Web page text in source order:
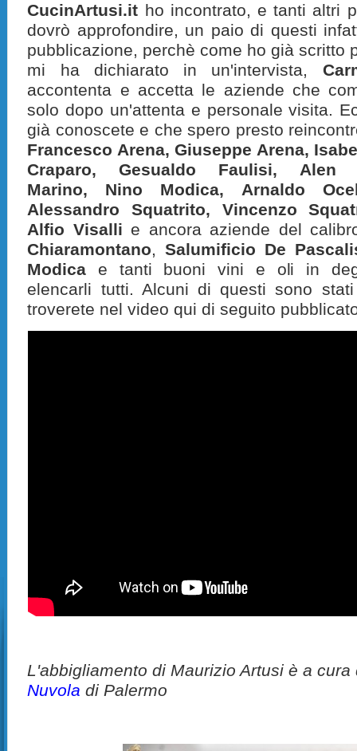
CucinArtusi.it ho incontrato, e tanti altri
dovrò approfondire, un paio di questi
pubblicazione, perchè come ho già scritto
mi ha dichiarato in un'intervista,
accontenta e accetta le aziende che
solo dopo un'attenta e personale visita.
già conoscete e che spero presto
Francesco Arena, Giuseppe Arena,
Craparo, Gesualdo Faulisi, Alen
Marino, Nino Modica, Arnaldo
Alessandro Squatrito, Vincenzo
Alfio Visalli e ancora aziende del
Chiaramontano,Salumificio De
Modica e tanti buoni vini e oli in
elencarli tutti. Alcuni di questi sono
troverete nel video qui di seguito
L'abbigliamento di Maurizio Artusi è a
Nuvola di Palermo